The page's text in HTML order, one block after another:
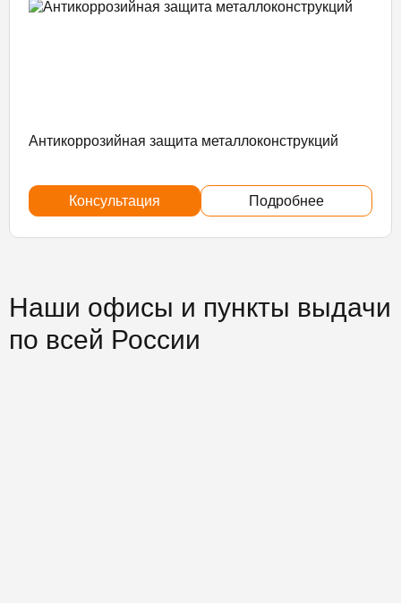
Антикоррозийная защита металлоконструкций
Консультация Подробнее
Наши офисы и пункты выдачи
по всей России